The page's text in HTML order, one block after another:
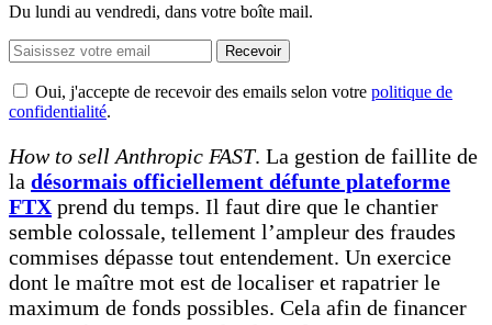
Du lundi au vendredi, dans votre boîte mail.
Recevoir
Oui, j'accepte de recevoir des emails selon votre politique de
confidentialité.
How to sell Anthropic FAST. La gestion de faillite de
la désormais officiellement défunte plateforme
FTX prend du temps. Il faut dire que le chantier
semble colossale, tellement l’ampleur des fraudes
commises dépasse tout entendement. Un exercice
dont le maître mot est de localiser et rapatrier le
maximum de fonds possibles. Cela afin de financer